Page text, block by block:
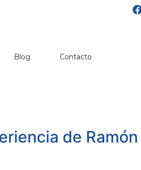
Blog Contacto
de Ramón